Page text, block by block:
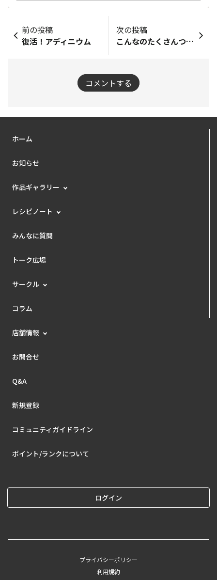
前の投稿
復活！アディニウム
次の投稿
こんなのたくさんつきました。
コメントする
ホーム
お知らせ
作品ギャラリー
レシピノート
みんなに質問
トーク広場
サークル
コラム
店舗情報
お問合せ
Q&A
新規登録
コミュニティガイドライン
ポイント/ランクについて
ログイン
プライバシーポリシー
利用規約